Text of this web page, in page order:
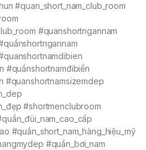
#quan_short_nam_club_room
#quanshortngannam
#quầnshortnamđibiển
#quanshortnamsizemdep
#shortmenclubroom
#quần_short_nam_hàng_hiệu_mỹ
#quần_bơi_nam